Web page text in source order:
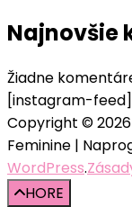
Najnovšie
Žiadne
[instagram-feed]
Copyright ©
Feminine |
WordPress.
HORE